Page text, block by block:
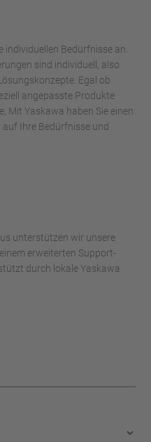
individuellen Bedürfnisse an.
sind individuell, also
Egal ob
angepasste Produkte
Mit Yaskawa haben Sie einen
Ihre Bedürfnisse und
unterstützen wir unsere
erweiterten Support-
durch lokale Yaskawa